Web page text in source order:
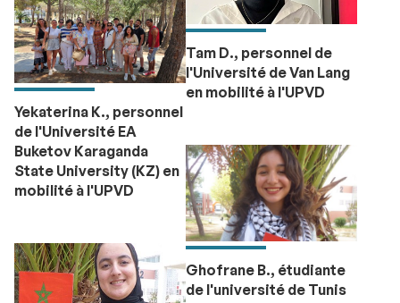
Tam D., personnel de
l'Université de Van Lang
en mobilité à l'UPVD
Yekaterina K., personnel
de l'Université EA
Buketov Karaganda
State University (KZ) en
mobilité à l'UPVD
Ghofrane B., étudiante
de l'université de Tunis